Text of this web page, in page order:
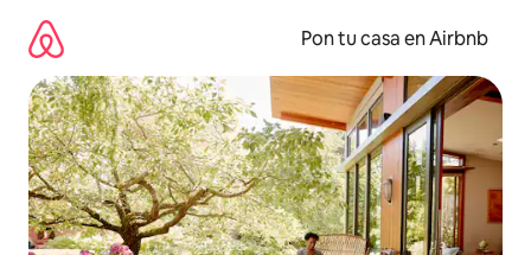
contenido
Pon tu casa en Airbnb